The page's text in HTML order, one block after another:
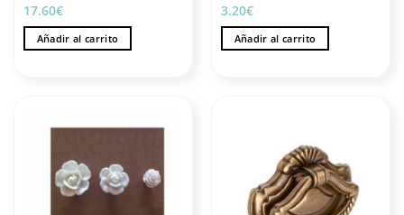
17.60€
Añadir al carrito
3.20€
Añadir al carrito